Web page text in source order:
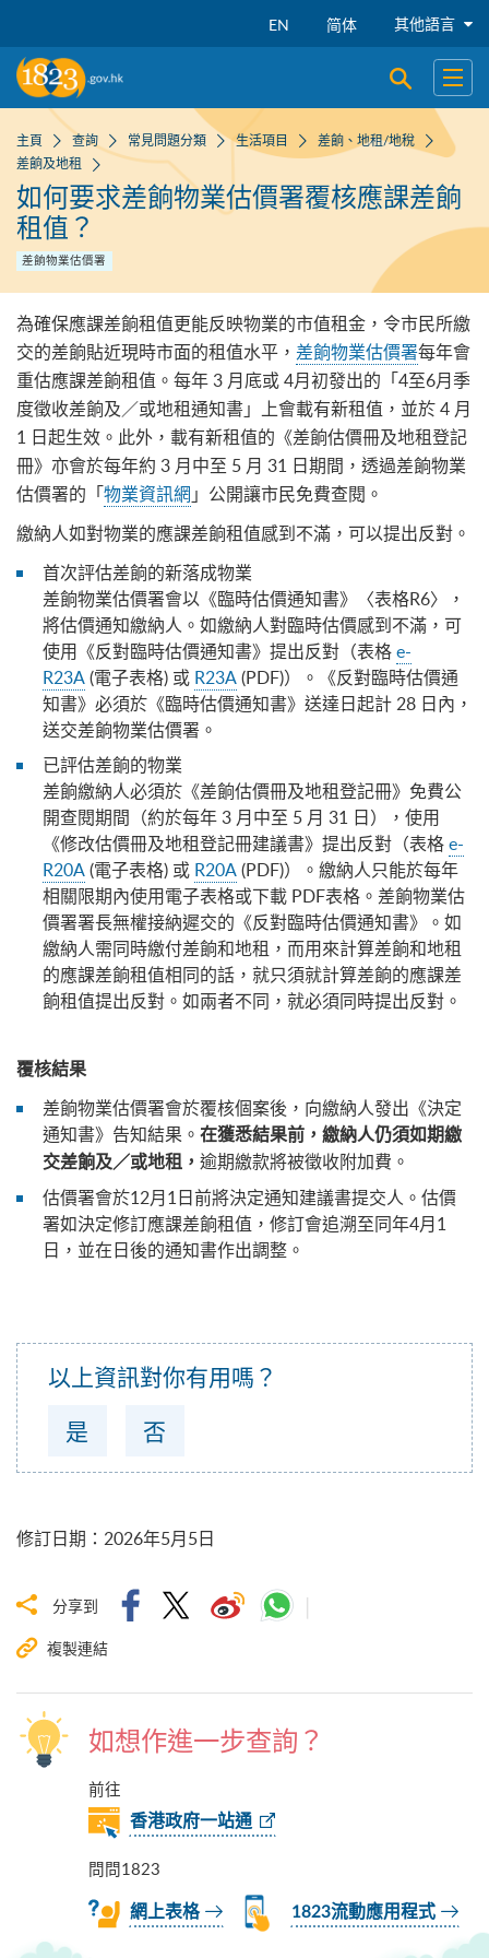
EN 简体 其他語言
開啟搜尋
開啟
主頁 查詢 常見問題分類 生活項目
差餉、地租/地稅
差餉及地租
如何要求差餉物業估價署覆核應課差餉
租值？
差餉物業估價署
為確保應課差餉租值更能反映物業的市值租金，令市民所繳
交的差餉貼近現時市面的租值水平， 差餉物業估價署每年會
重估應課差餉租值。每年 3 月底或 4月初發出的「4至6月季
度徵收差餉及／或地租通知書」上會載有新租值，並於 4 月
1 日起生效。此外，載有新租值的《差餉估價冊及地租登記
冊》亦會於每年約 3 月中至 5 月 31 日期間，透過差餉物業
估價署的「物業資訊網 」公開讓市民免費查閱。
繳納人如對物業的應課差餉租值感到不滿，可以提出反對。
首次評估差餉的新落成物業
差餉物業估價署會以《臨時估價通知書》〈表格R6〉，
將估價通知繳納人。如繳納人對臨時估價感到不滿，可
使用《反對臨時估價通知書》提出反對（表格e-
R23A(電子表格) 或 R23A(PDF)）。《反對臨時估價通
知書》必須於《臨時估價通知書》送達日起計 28 日內，
送交差餉物業估價署。
已評估差餉的物業
差餉繳納人必須於《差餉估價冊及地租登記冊》免費公
開查閱期間（約於每年 3 月中至 5 月 31 日），使用
《修改估價冊及地租登記冊建議書》提出反對（表格e-
R20A(電子表格) 或 R20A(PDF)）。繳納人只能於每年
相關限期內使用電子表格或下載 PDF表格。差餉物業估
價署署長無權接納遲交的《反對臨時估價通知書》。如
繳納人需同時繳付差餉和地租，而用來計算差餉和地租
的應課差餉租值相同的話，就只須就計算差餉的應課差
餉租值提出反對。如兩者不同，就必須同時提出反對。
覆核結果
差餉物業估價署會於覆核個案後，向繳納人發出《決定
通知書》告知結果。 在獲悉結果前，繳納人仍須如期繳
交差餉及／或地租， 逾期繳款將被徵收附加費。
估價署會於12月1日前將決定通知建議書提交人。估價
署如決定修訂應課差餉租值，修訂會追溯至同年4月1
日，並在日後的通知書作出調整。
以上資訊對你有用嗎？
是
否
修訂日期 ： 2026年5月5日
分享到
複製連結
如想作進一步查詢？
前往
香港政府一站通
問問1823
網上表格 1823流動應用程式